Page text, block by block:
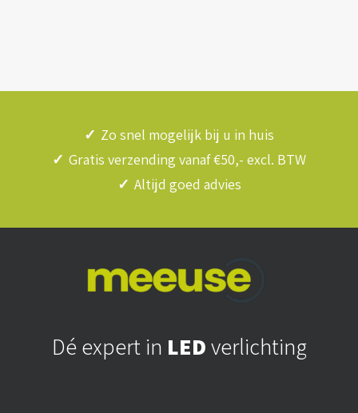
✓ Zo snel mogelijk bij u in huis
✓ Gratis verzending vanaf €50,- excl. BTW
✓ Altijd goed advies
Dé expert in LEDverlichting